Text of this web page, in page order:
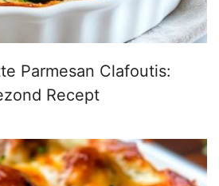
Parmesan Clafoutis:
Recept